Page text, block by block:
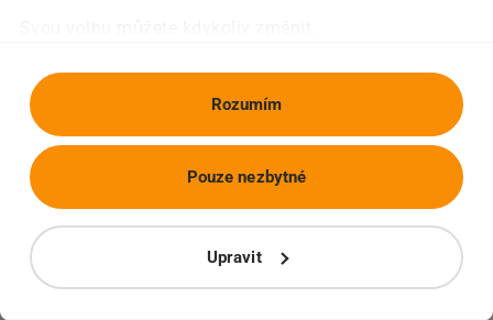
Rozumím
Upravit
Pouze nezbytné